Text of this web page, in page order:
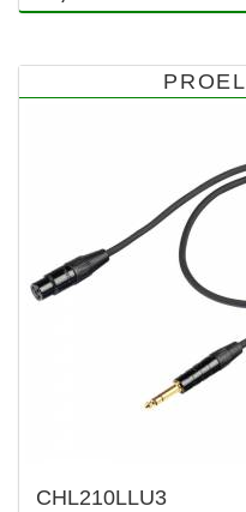
PROEL
CHL210LLU3